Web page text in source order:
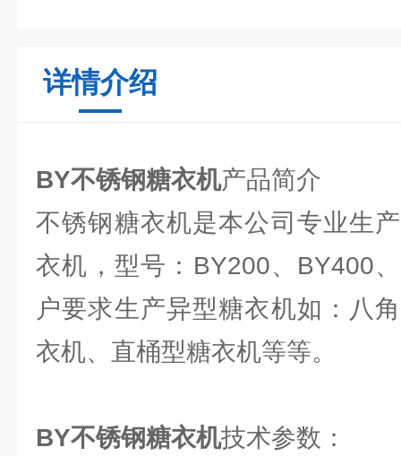
详情介绍
BY不锈钢糖衣机产品简介
不锈钢糖衣机是本公司专业生
衣机，型号：BY200、BY400
户要求生产异型糖衣机如：八
衣机、直桶型糖衣机等等。
BY不锈钢糖衣机技术参数：